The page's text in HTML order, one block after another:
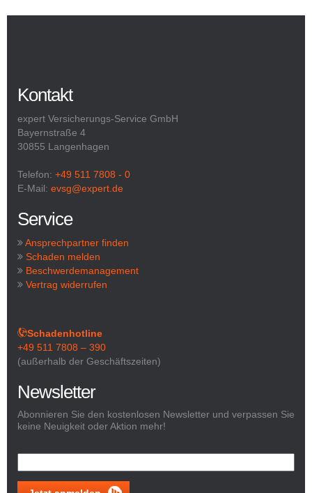
Kontakt
expert Versicherungs-Service GmbH
Bayernstraße 4
30855 Langenhagen
Telefon: +49 511 7808 - 0
E-Mail: evsg@expert.de
Service
Ansprechpartner finden
Schaden melden
Beschwerdemanagement
Vertrag widerrufen
Schadenhotline
+49 511 7808 – 390
(außerhalb der Geschäftszeiten)
Newsletter
Abonnieren Sie den kostenlosen Newsletter und verpassen Sie
keine Neuigkeit oder Aktion mehr!